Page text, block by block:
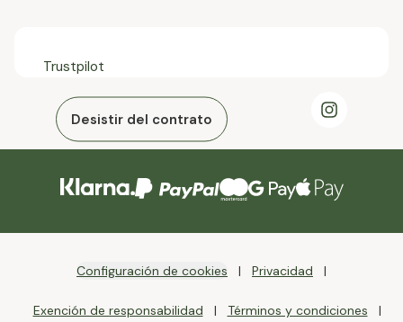
Trustpilot
Desistir del contrato
Configuración de cookies Privacidad
Exención de responsabilidad Términos y condiciones